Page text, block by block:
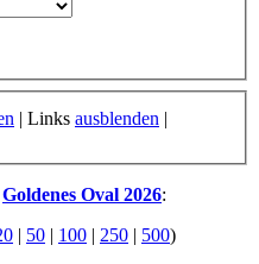
| Links ausblenden |
Goldenes Oval 2026:
| 50 | 100 | 250 | 500)